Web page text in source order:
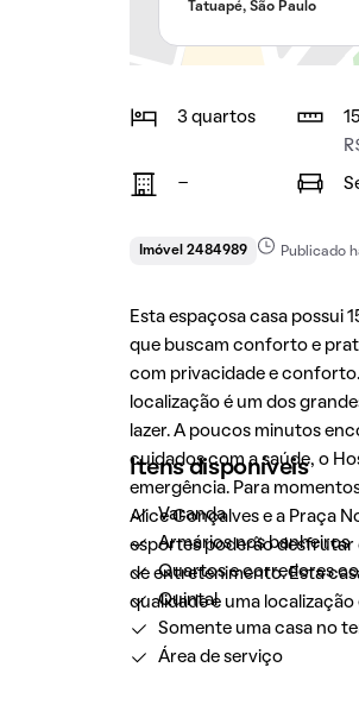
Tatuapé, São Paulo
3 quartos
-
Imóvel 2484989 Publicado
Esta espaçosa casa possui
que buscam conforto e
com privacidade e conforto.
localização é um dos
lazer. A poucos minutos
cuidados com a saúde, o
emergência. Para
Alice Gonçalves e a Praça
esportes poderão desfrutar
de entretenimento. Esta
qualidade e uma
Itens disponíveis
Varanda
Armários nos banheiros
Quartos e corredores
Quintal
Somente uma casa no
Área de serviço